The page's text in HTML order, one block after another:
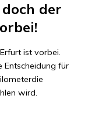
der
Erfurtist vorbei.
Entscheidung für
die
wird.